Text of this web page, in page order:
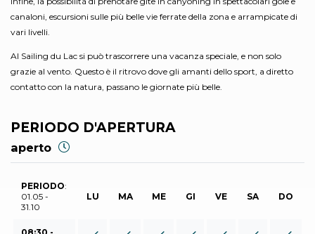
canaloni, escursioni sulle più belle vie ferrate della zona e arrampicate di
vari livelli.
Al Sailing du Lac si può trascorrere una vacanza speciale, e non solo
grazie al vento. Questo è il ritrovo dove gli amanti dello sport, a diretto
contatto con la natura, passano le giornate più belle.
PERIODO D'APERTURA
aperto
PERIODO:
01.05 -
31.10
LU MA ME GI VE SA DO